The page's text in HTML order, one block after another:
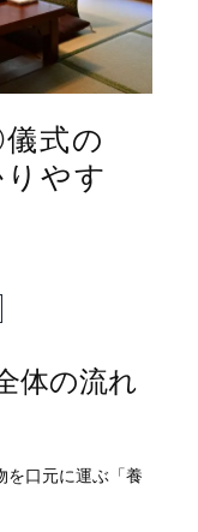
式の
やす
体の流れ
を口元に運ぶ「養